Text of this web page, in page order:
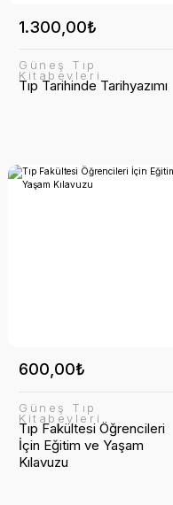
1.300,00₺
Güneş Tıp
Kitabevleri
Tıp Tarihinde Tarihyazımı
600,00₺
Güneş Tıp
Kitabevleri
Tıp Fakültesi Öğrencileri
İçin Eğitim ve Yaşam
Kılavuzu